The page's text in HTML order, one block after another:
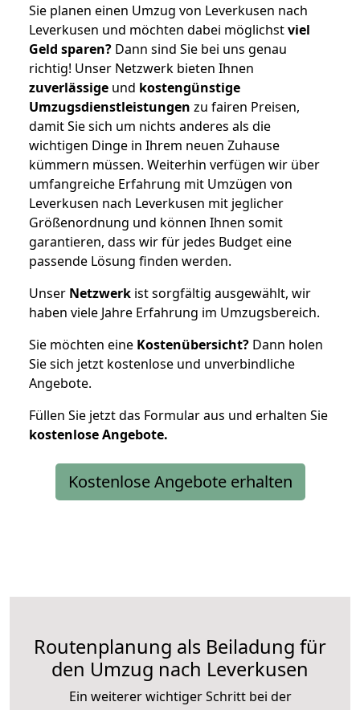
Sie planen einen Umzug von Leverkusen nach
Leverkusen und möchten dabei möglichstviel
Geld sparen? Dann sind Sie bei uns genau
richtig! Unser Netzwerk bieten Ihnen
zuverlässige und kostengünstige
Umzugsdienstleistungen zu fairen Preisen,
damit Sie sich um nichts anderes als die
wichtigen Dinge in Ihrem neuen Zuhause
kümmern müssen. Weiterhin verfügen wir über
umfangreiche Erfahrung mit Umzügen von
Leverkusen nach Leverkusen mit jeglicher
Größenordnung und können Ihnen somit
garantieren, dass wir für jedes Budget eine
passende Lösung finden werden.
Unser Netzwerk ist sorgfältig ausgewählt, wir
haben viele Jahre Erfahrung im Umzugsbereich.
Sie möchten eine Kostenübersicht? Dann holen
Sie sich jetzt kostenlose und unverbindliche
Angebote.
Füllen Sie jetzt das Formular aus und erhalten Sie
kostenloseAngebote.
Kostenlose Angebote erhalten
Routenplanung als Beiladung für
den Umzug nach Leverkusen
Ein weiterer wichtiger Schritt bei der